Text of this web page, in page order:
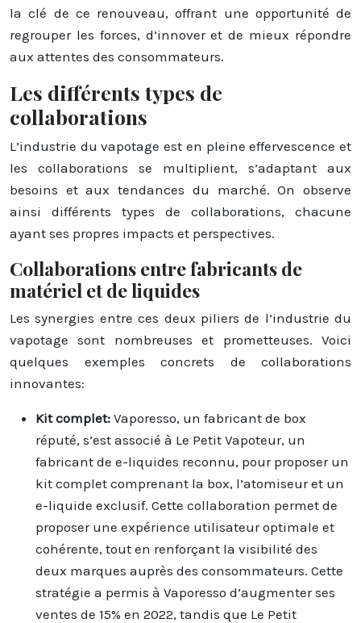
la clé de ce renouveau, offrant une opportunité de
regrouper les forces, d’innover et de mieux répondre
aux attentes des consommateurs.
Les différents types de
collaborations
L’industrie du vapotage est en pleine effervescence et
les collaborations se multiplient, s’adaptant aux
besoins et aux tendances du marché. On observe
ainsi différents types de collaborations, chacune
ayant ses propres impacts et perspectives.
Collaborations entre fabricants de
matériel et de liquides
Les synergies entre ces deux piliers de l’industrie du
vapotage sont nombreuses et prometteuses. Voici
quelques exemples concrets de collaborations
innovantes:
Kit complet: Vaporesso, un fabricant de box
réputé, s’est associé à Le Petit Vapoteur, un
fabricant de e-liquides reconnu, pour proposer un
kit complet comprenant la box, l’atomiseur et un
e-liquide exclusif. Cette collaboration permet de
proposer une expérience utilisateur optimale et
cohérente, tout en renforçant la visibilité des
deux marques auprès des consommateurs. Cette
stratégie a permis à Vaporesso d’augmenter ses
ventes de 15% en 2022, tandis que Le Petit